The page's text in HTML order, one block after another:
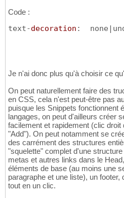
Code :
text-decoration :
Je n'ai donc plus qu'à choisir ce
On peut naturellement faire des
en CSS, cela n'est peut-être pas
puisque les Snippets fonctionnent
langages, on peut d'ailleurs créer
facilement et rapidement (clic
"Add"). On peut notamment se
des carrément des structures
"squelette" complet d'une
metas et autres links dans le
éléments de base (au moins une
paragraphe et une liste), un
tout en un clic.